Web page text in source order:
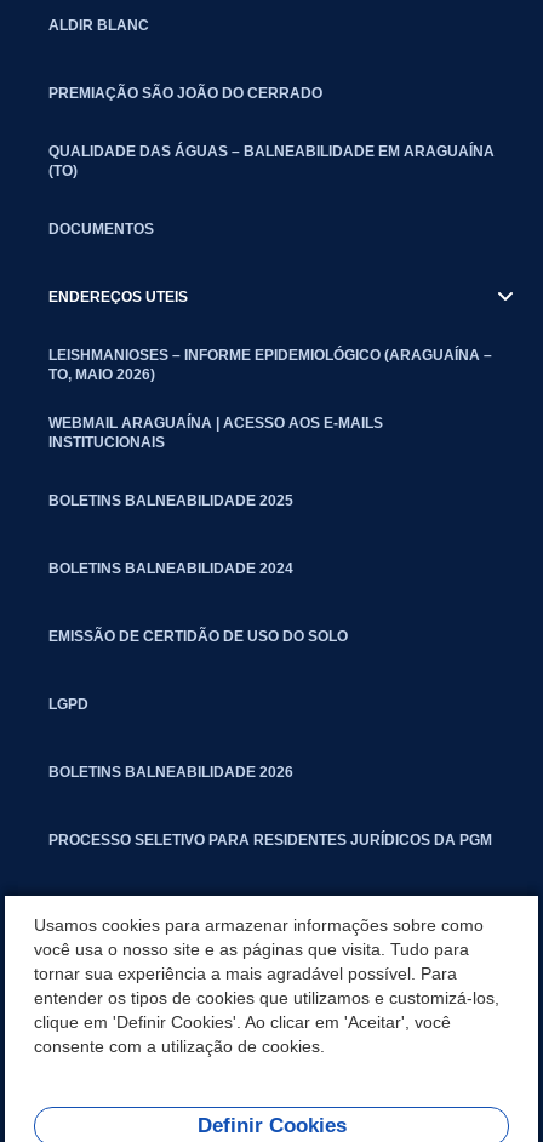
ALDIR BLANC
PREMIAÇÃO SÃO JOÃO DO CERRADO
QUALIDADE DAS ÁGUAS – BALNEABILIDADE EM ARAGUAÍNA
(TO)
DOCUMENTOS
ENDEREÇOS UTEIS
LEISHMANIOSES – INFORME EPIDEMIOLÓGICO (ARAGUAÍNA –
TO, MAIO 2026)
WEBMAIL ARAGUAÍNA | ACESSO AOS E-MAILS
INSTITUCIONAIS
BOLETINS BALNEABILIDADE 2025
BOLETINS BALNEABILIDADE 2024
EMISSÃO DE CERTIDÃO DE USO DO SOLO
LGPD
BOLETINS BALNEABILIDADE 2026
PROCESSO SELETIVO PARA RESIDENTES JURÍDICOS DA PGM
MANUAL DE PROCEDIMENTOS IMOBILIÁRIOS SEINFRA
TURMINHA DO LAGO
Usamos cookies para armazenar informações sobre como
você usa o nosso site e as páginas que visita. Tudo para
tornar sua experiência a mais agradável possível. Para
entender os tipos de cookies que utilizamos e customizá-los,
clique em 'Definir Cookies'. Ao clicar em 'Aceitar', você
consente com a utilização de cookies.
Definir Cookies